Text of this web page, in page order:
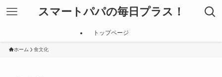
スマートパパの毎日プラス！
トップページ
ホーム 食文化